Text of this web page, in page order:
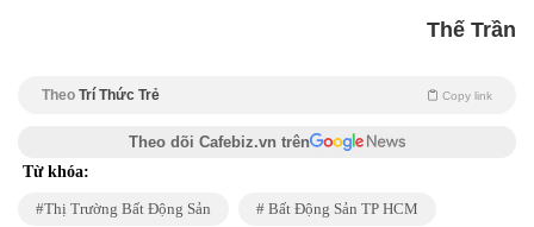
Thế Trần
Theo Trí Thức Trẻ Copy link
Theo dõi Cafebiz.vn trên
Từ khóa:
Thị Trường Bất Động Sản Bất Động Sản TP HCM